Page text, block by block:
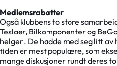
Medlemsrabatter
Også klubbens to store
Teslaer, Bilkomponenter og
helgen. De hadde med seg litt
tiden er mest populære, som
mange diskusjoner rundt deres